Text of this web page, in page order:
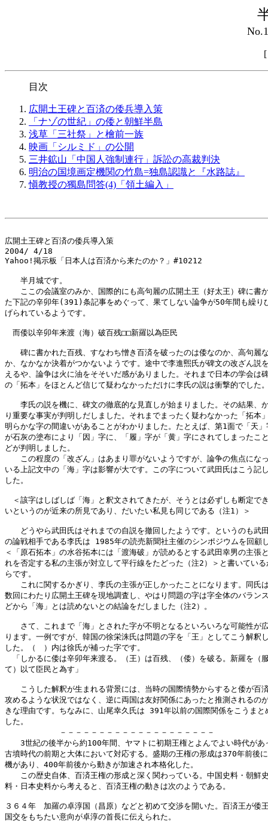
目次
広開土王碑と百済の倭兵導入策
「ナゾの世紀」の倭と朝鮮半島
浅草「三社祭」と檜前一族
映画「シルミド」の公開
三井鉱山「中国人強制連行」訴訟の高裁判決
明治の国境画定機関の竹島=独島認識と『水路誌』
愼教授の獨島問答(4)「領土編入」
広開土王碑と百済の倭兵導入策
2004/ 4/18
Yahoo!掲示板「日本人は百済から来たのか？」#10212
半月城です。
ここの会議室のみか、国際的にも高句麗の広開土王（好太王）碑に書
た下記の辛卯年(391)条記事をめぐって、果てしない論争が50年間も繰り
げられているようです。
而倭以辛卯年来渡（海）破百残□□新羅以為臣民
碑に書かれた百残、すなわち憎き百済を破ったのは倭なのか、高句麗
か、なかなか決着がつかないようです。途中で李進煕氏が碑文の改ざん説
えるや、論争は火に油をそそいだ感がありました。それまで日本の学会は
の「拓本」をほとんど信じて疑わなかっただけに李氏の説は衝撃的でした
李氏の説を機に、碑文の徹底的な見直しが始まりました。その結果、
り重要な事実が判明しだしました。それまでまったく疑わなかった「拓本
明らかな字の間違いがあることがわかりました。たとえば、第1面で「天」
が石灰の塗布により「因」字に、「履」字が「黄」字にされてしまったこ
どが判明しました。
この程度の「改ざん」はあまり罪がないようですが、論争の焦点にな
いる上記文中の「海」字は影響が大です。この字について武田氏はこう記
した。
＜該字はしばしば「海」と釈文されてきたが、そうとは必ずしも断定で
いというのが近来の所見であり、だいたい私見も同じである（注1）＞
どうやら武田氏はそれまでの自説を撤回したようです。というのも武
の論戦相手である李氏は 1985年の読売新聞社主催のシンポジウムを回顧
＜「原石拓本」の水谷拓本には「渡海破」が読めるとする武田幸男の主張
れを否定する私の主張が対立して平行線をたどった（注2）＞と書いている
らです。
これに関するかぎり、李氏の主張が正しかったことになります。同氏
数回にわたり広開土王碑を現地調査し、やはり問題の字は字全体のバラン
どから「海」とは読めないとの結論をだしました（注2）。
さて、これまで「海」とされた字が不明となるといろいろな可能性が
ります。一例ですが、韓国の徐栄洙氏は問題の字を「王」としてこう解釈
した。（　）内は徐氏が補った字です。
「しかるに倭は辛卯年来渡る。（王）は百残、（倭）を破る。新羅を（
て）以て臣民と為す」
こうした解釈が生まれる背景には、当時の国際情勢からすると倭が百
攻めるような状況ではなく、逆に両国は友好関係にあったと推測されるの
きな理由です。ちなみに、山尾幸久氏は 391年以前の国際関係をこうまと
した。
－－－－－－－－－－－－－－－－－－－－
3世紀の後半から約100年間、ヤマトに初期王権とよんでよい時代があ
古墳時代の前期と大体において対応する。盛期の王権の形成は370年前後
機があり、400年前後から動きが加速され本格化した。
この歴史自体、百済王権の形成と深く関わっている。中国史料・朝鮮
料・日本史料から考えると、百済王権の動きは次のようである。
３６４年　加羅の卓淳国（昌原）などと初めて交渉を開いた。百済王が倭
国交をもちたい意向が卓淳の首長に伝えられた。